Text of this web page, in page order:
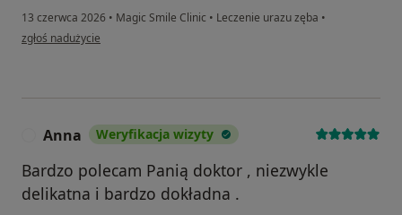
13 czerwca 2026 • Magic Smile Clinic • Leczenie urazu zęba •
w opinii użytkownika Marta Kowalik
zgłoś nadużycie
Anna Weryfikacja wizyty
Bardzo polecam Panią doktor , niezwykle
delikatna i bardzo dokładna .